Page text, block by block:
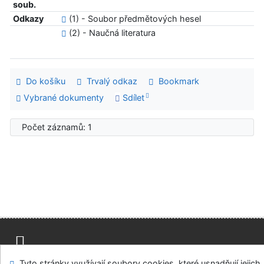
soub.
Odkazy
(1) - Soubor předmětových hesel
(2) - Naučná literatura
Do košíku Trvalý odkaz
Bookmark
Vybrané dokumenty
Sdílet
Počet záznamů: 1